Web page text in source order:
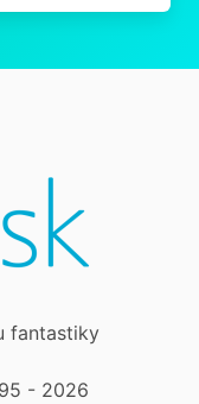
fantastiky
- 2026